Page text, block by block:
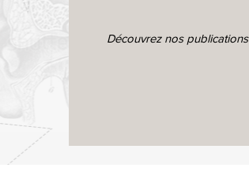
Découvrez nos publications